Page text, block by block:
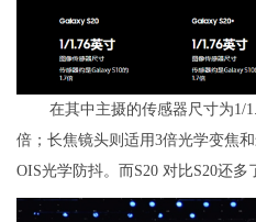
在其中主摄的传感器尺寸为1/
倍；长焦镜头则适用3倍光学变焦
OIS光学防抖。而S20 对比S20还多